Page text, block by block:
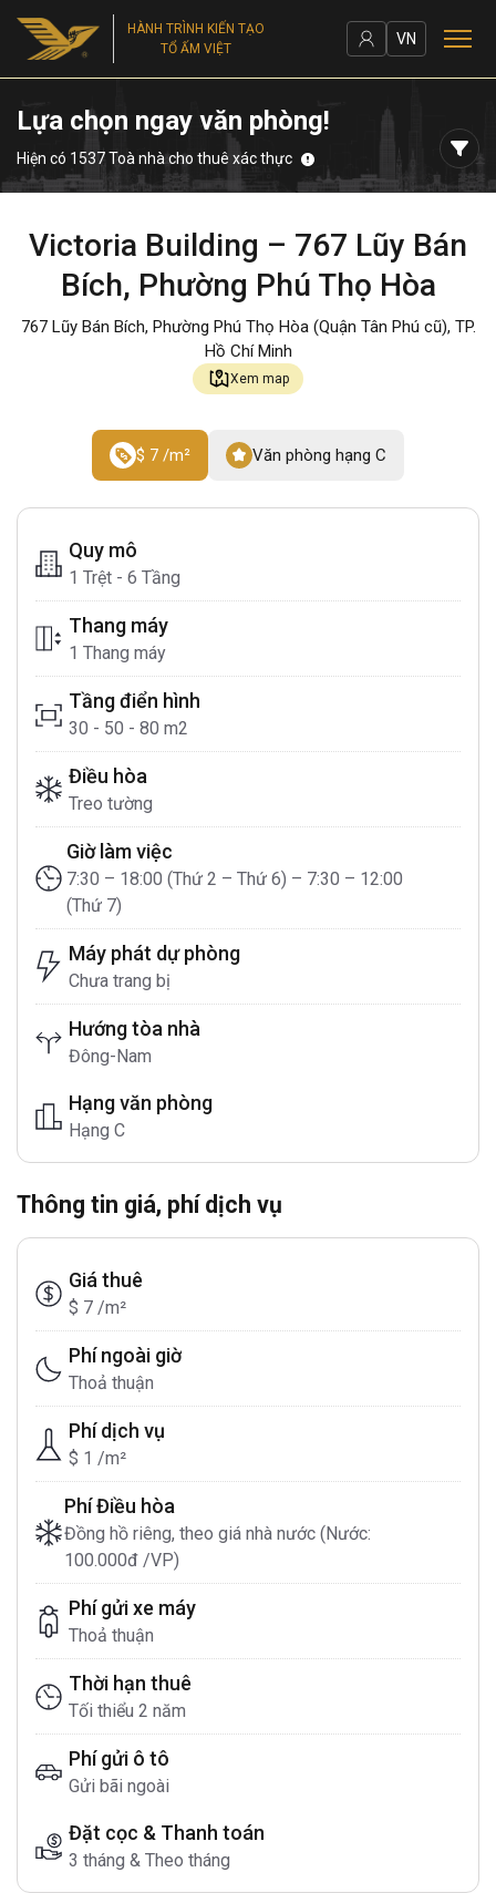
HÀNH TRÌNH KIẾN TẠO
TỔ ẤM VIỆT
VN
Lựa chọn ngay văn phòng!
Hiện có 1537 Toà nhà cho thuê xác thực
Victoria Building – 767 Lũy Bán
Bích, Phường Phú Thọ Hòa
767 Lũy Bán Bích, Phường Phú Thọ Hòa (Quận Tân Phú cũ), TP.
Hồ Chí Minh
Xem map
$ 7 /m² Văn phòng hạng C
Quy mô
1 Trệt - 6 Tầng
Thang máy
1 Thang máy
Tầng điển hình
30 - 50 - 80 m2
Điều hòa
Treo tường
Giờ làm việc
7:30 – 18:00 (Thứ 2 – Thứ 6) – 7:30 – 12:00
(Thứ 7)
Máy phát dự phòng
Chưa trang bị
Hướng tòa nhà
Đông-Nam
Hạng văn phòng
Hạng C
Thông tin giá, phí dịch vụ
Giá thuê
$ 7 /m²
Phí ngoài giờ
Thoả thuận
Phí dịch vụ
$ 1 /m²
Phí Điều hòa
Đồng hồ riêng, theo giá nhà nước (Nước:
100.000đ /VP)
Phí gửi xe máy
Thoả thuận
Thời hạn thuê
Tối thiểu 2 năm
Phí gửi ô tô
Gửi bãi ngoài
Đặt cọc & Thanh toán
3 tháng & Theo tháng